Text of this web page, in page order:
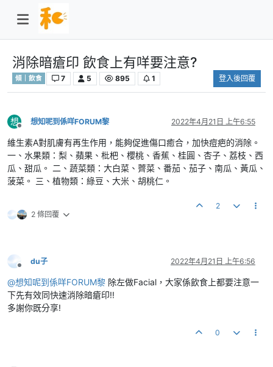
消除暗瘡印 飲食上有咩要注意?
傾｜飲食 7 5 895 1 登入後回覆
想
離線
想知呢到係咩FORUM黎 2022年4月21日 上午6:55
維生素A對肌膚有再生作用，能夠促進傷口癒合，加快痘疤的消除。
一、水果類：梨、蘋果、枇杷、櫻桃、香蕉、桂圓、杏子、荔枝、西
瓜、甜瓜。 二、蔬菜類：大白菜、薺菜、番茄、茄子、南瓜、黃瓜、
菠菜。 三、植物類：綠豆、大米、胡桃仁。
2 條回覆
2
離線
du子 2022年4月21日 上午6:56
@想知呢到係咩FORUM黎 除左做Facial，大家係飲食上都要注意一
下先有效同快速消除暗瘡印!!
多謝你既分享!
0